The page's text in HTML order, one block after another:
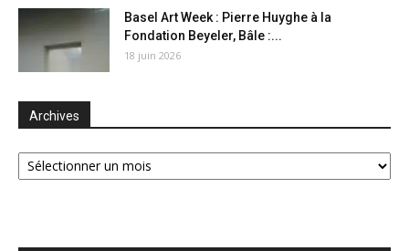
Basel Art Week : Pierre Huyghe à la
Fondation Beyeler, Bâle :...
18 juin 2026
Archives
Archives